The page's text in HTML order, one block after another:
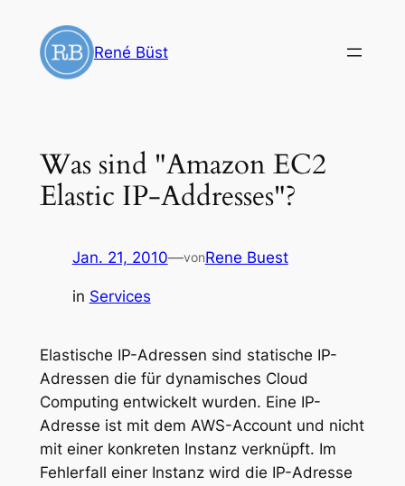
Inhalt
springen
René Büst
Was sind "Amazon EC2
Elastic IP-Addresses"?
Jan. 21, 2010—vonRene Buest
in Services
Elastische IP-Adressen sind statische IP-
Adressen die für dynamisches Cloud
Computing entwickelt wurden. Eine IP-
Adresse ist mit dem AWS-Account und nicht
mit einer konkreten Instanz verknüpft. Im
Fehlerfall einer Instanz wird die IP-Adresse